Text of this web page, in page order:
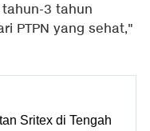
3 tahun
PTPN yang sehat,"
Sritex di Tengah